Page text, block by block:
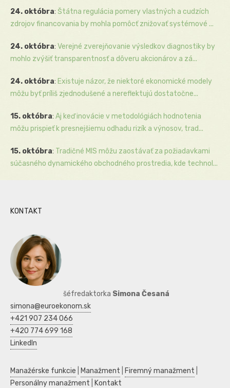
24. októbra: Štátna regulácia pomery vlastných a cudzích
zdrojov financovania by mohla pomôcť znižovať systémové ...
24. októbra: Verejné zverejňovanie výsledkov diagnostiky by
mohlo zvýšiť transparentnosť a dôveru akcionárov a zá...
24. októbra: Existuje názor, že niektoré ekonomické modely
môžu byť príliš zjednodušené a nereflektujú dostatočne...
15. októbra: Aj keď inovácie v metodológiách hodnotenia
môžu prispieť k presnejšiemu odhadu rizík a výnosov, trad...
15. októbra: Tradičné MIS môžu zaostávať za požiadavkami
súčasného dynamického obchodného prostredia, kde technol...
KONTAKT
šéfredaktorka Simona Česaná
simona@euroekonom.sk
+421 907 234 066
+420 774 699 168
LinkedIn
Manažérske funkcie Manažment Firemný manažment
Personálny manažment
Kontakt